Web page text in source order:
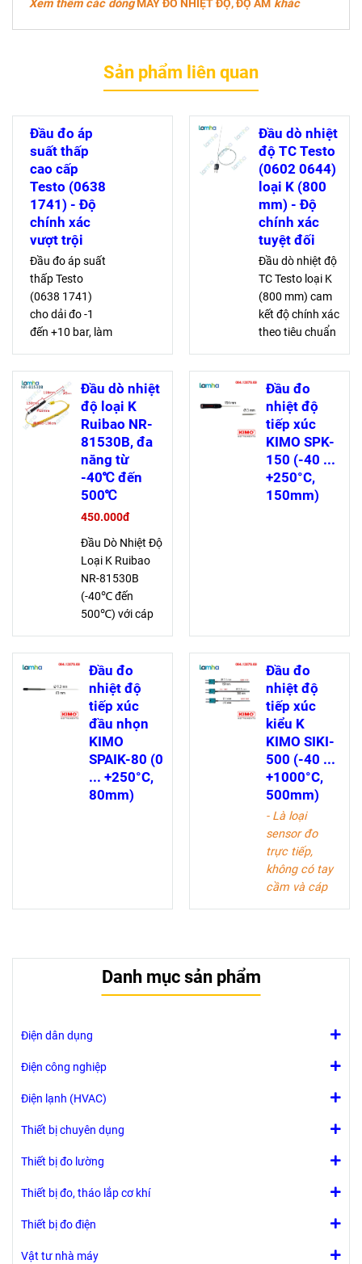
Xem thêm các dòngMÁY ĐO NHIỆT ĐỘ, ĐỘ ẨM khác
Sản phẩm liên quan
Đầu đo áp
suất thấp
cao cấp
Testo (0638
1741) - Độ
chính xác
vượt trội
Đầu đo áp suất
thấp Testo
(0638 1741)
cho dải đo -1
đến +10 bar, làm
không gỉ bền bỉ.
Độ chính xác
±1% của fsv và
khả năng chịu
quá tải 25 bar.
Hoạt động từ
-40 đến +100°C
Đầu dò nhiệt
độ TC Testo
(0602 0644)
loại K (800
mm) - Độ
chính xác
tuyệt đối
Đầu dò nhiệt độ
TC Testo loại K
(800 mm) cam
kết độ chính xác
theo tiêu chuẩn
dải đo rộng -50
đến +400°C.
Cáp dài linh
hoạt, tích hợp
plug
thermocouple
tiện lợi.
Đầu dò nhiệt
độ loại K
Ruibao NR-
81530B, đa
năng từ
-40℃ đến
500℃
450.000đ
Đầu Dò Nhiệt Độ
Loại K Ruibao
NR-81530B
(-40℃ đến
500℃) với cáp
chất liệu bền bỉ,
dải đo rộng, lý
tưởng cho nhiều
ứng dụng đo
nhiệt độ. Kích
thước nhỏ gọn
dễ sử dụng
Đầu đo
nhiệt độ
tiếp xúc
KIMO SPK-
150 (-40 ...
+250°C,
150mm)
Đầu đo
nhiệt độ
tiếp xúc
đầu nhọn
KIMO
SPAIK-80 (0
... +250°C,
80mm)
Đầu đo
nhiệt độ
tiếp xúc
kiểu K
KIMO SIKI-
500 (-40 ...
+1000°C,
500mm)
- Là loại
sensor đo
trực tiếp,
không có tay
cầm và cáp
- Thời gian hồi
thép không gỉ
Danh mục sản phẩm
Điện dân dụng
Điện công nghiệp
Điện lạnh (HVAC)
Thiết bị chuyên dụng
Thiết bị đo lường
Thiết bị đo, tháo lắp cơ khí
Thiết bị đo điện
Vật tư nhà máy